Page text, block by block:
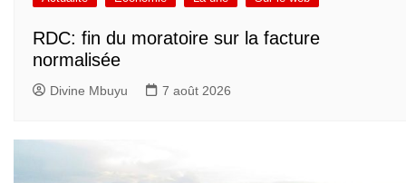
RDC: fin du moratoire sur la facture
normalisée
Divine Mbuyu 7 août 2026